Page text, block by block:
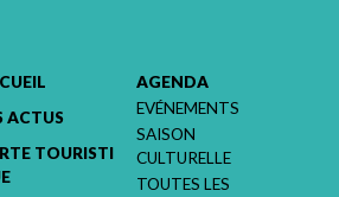
ACTUS
TOURISTI
AGENDA
EVÉNEMENTS
SAISON
CULTURELLE
TOUTES LES